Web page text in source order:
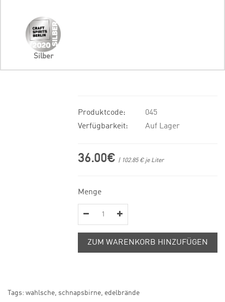
Silber
Produktcode:
045
Verfügbarkeit:
Auf Lager
36.00€ | 102.85 € je Liter
Menge
ZUM WARENKORB HINZUFÜGEN
Tags: wahlsche schnapsbirne edelbrände